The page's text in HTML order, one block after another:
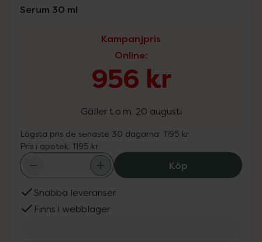
Serum 30 ml
Kampanjpris
Online:
956 kr
Gäller t.o.m. 20 augusti
Lägsta pris de senaste 30 dagarna: 1195 kr
Pris i apotek: 1195 kr
KöpMedik8 Exo-
Snabba leveranser
Finns i webblager